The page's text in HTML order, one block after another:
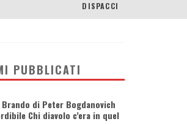
DISPACCI
PUBBLICATI
di Peter Bogdanovich
Chi diavolo c’era in quel